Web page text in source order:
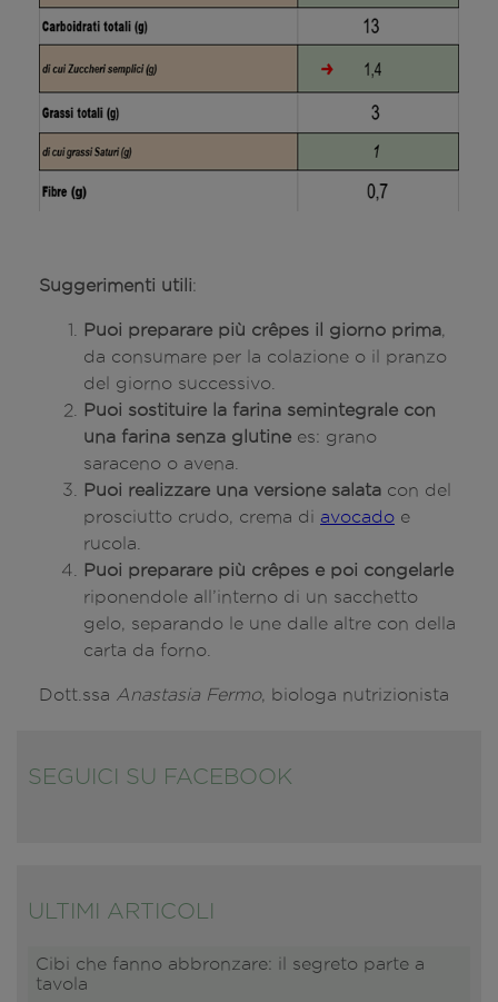
Suggerimenti utili:
Puoi preparare più crêpes il giorno prima
da consumare per la colazione o il pranzo
del giorno successivo.
Puoi sostituire la farina semintegrale con
una farina senza glutine es: grano
saraceno o avena.
Puoi realizzare una versione salata con del
prosciutto crudo, crema di avocado e
rucola.
Puoi preparare più crêpes e poi congelarle
riponendole all’interno di un sacchetto
gelo, separando le une dalle altre con della
carta da forno.
Dott.ssa Anastasia Fermo, biologa nutrizionista
SEGUICI SU FACEBOOK
ULTIMI ARTICOLI
Cibi che fanno abbronzare: il segreto parte a
tavola